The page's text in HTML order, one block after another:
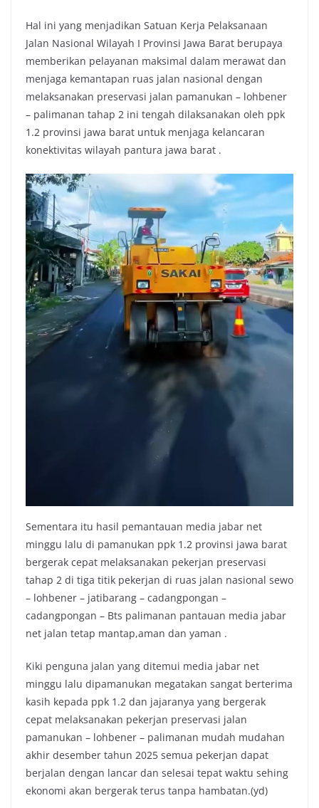
Hal ini yang menjadikan Satuan Kerja Pelaksanaan
Jalan Nasional Wilayah I Provinsi Jawa Barat berupaya
memberikan pelayanan maksimal dalam merawat dan
menjaga kemantapan ruas jalan nasional dengan
melaksanakan preservasi jalan pamanukan – lohbener
– palimanan tahap 2 ini tengah dilaksanakan oleh ppk
1.2 provinsi jawa barat untuk menjaga kelancaran
konektivitas wilayah pantura jawa barat .
Sementara itu hasil pemantauan media jabar net
minggu lalu di pamanukan ppk 1.2 provinsi jawa barat
bergerak cepat melaksanakan pekerjan preservasi
tahap 2 di tiga titik pekerjan di ruas jalan nasional sewo
– lohbener – jatibarang – cadangpongan –
cadangpongan – Bts palimanan pantauan media jabar
net jalan tetap mantap,aman dan yaman .
Kiki penguna jalan yang ditemui media jabar net
minggu lalu dipamanukan megatakan sangat berterima
kasih kepada ppk 1.2 dan jajaranya yang bergerak
cepat melaksanakan pekerjan preservasi jalan
pamanukan – lohbener – palimanan mudah mudahan
akhir desember tahun 2025 semua pekerjan dapat
berjalan dengan lancar dan selesai tepat waktu sehing
ekonomi akan bergerak terus tanpa hambatan.(yd)